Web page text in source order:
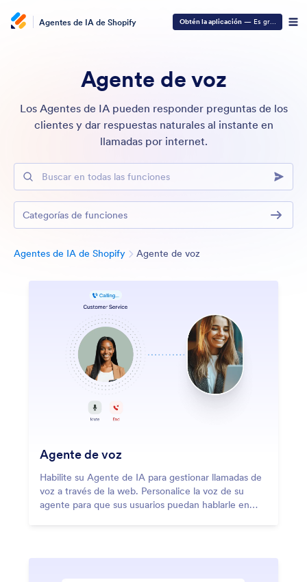
Agentes de IA de Shopify Obtén la aplicación— Es gratis
Agente de voz
Los Agentes de IA pueden responder preguntas de los
clientes y dar respuestas naturales al instante en
llamadas por internet.
Buscar en todas las funciones
Agentes de IA de Shopify Agente de voz
Agente de voz
Habilite su Agente de IA para gestionar llamadas de
voz a través de la web. Personalice la voz de su
agente para que sus usuarios puedan hablarle en
Categorías de funciones